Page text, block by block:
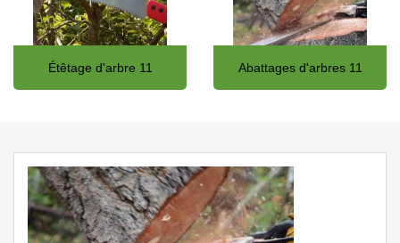
Étêtage d'arbre 11 Abattages d'arbres 11